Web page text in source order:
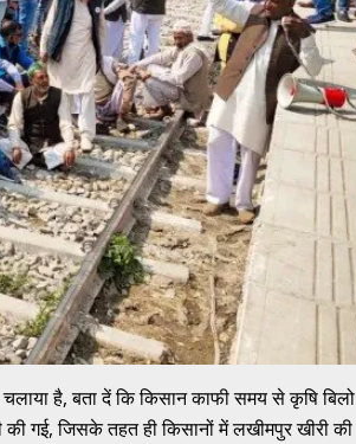
है, बता दें कि किसान काफी समय से कृषि बिलो
गई, जिसके तहत ही किसानों में लखीमपुर खीरी की